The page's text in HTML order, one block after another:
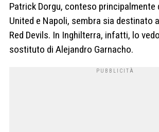
Patrick Dorgu, conteso principalmente
United e Napoli, sembra sia destinato
Red Devils. In Inghilterra, infatti, lo
sostituto di Alejandro Garnacho.